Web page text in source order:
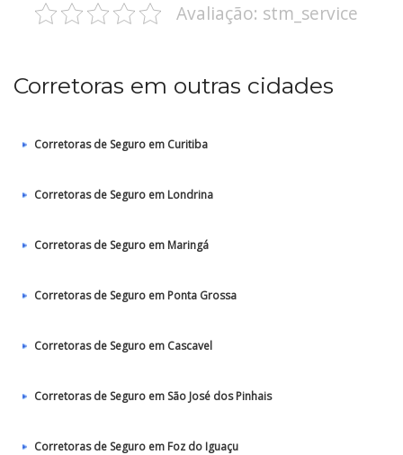
Avaliação: stm_service
Corretoras em outras cidades
Corretoras de Seguro em Curitiba
Corretoras de Seguro em Londrina
Corretoras de Seguro em Maringá
Corretoras de Seguro em Ponta Grossa
Corretoras de Seguro em Cascavel
Corretoras de Seguro em São José dos Pinhais
Corretoras de Seguro em Foz do Iguaçu